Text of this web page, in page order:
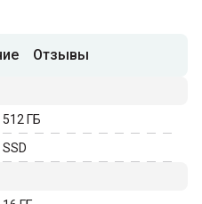
Отзывы
512 ГБ
SSD